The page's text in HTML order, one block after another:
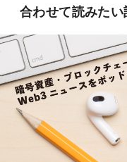
合わせて読みたい